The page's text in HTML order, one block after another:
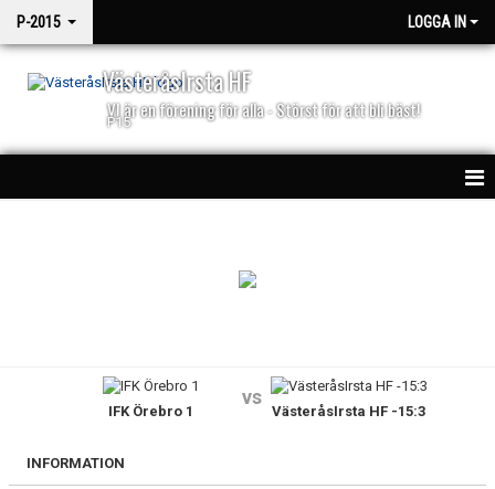
P-2015 LOGGA IN
VästeråsIrsta HF
VI är en förening för alla - Störst för att bli bäst!
P15
BILDGALLERI
IFK Örebro 1
vs
VästeråsIrsta HF -15:3
INFORMATION